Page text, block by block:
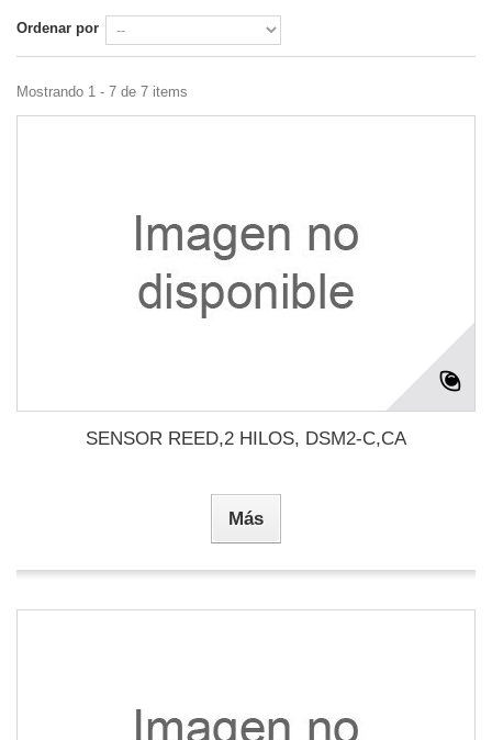
Ordenar por
Mostrando 1 - 7 de 7 items
SENSOR REED,2 HILOS, DSM2-C,CA
Más